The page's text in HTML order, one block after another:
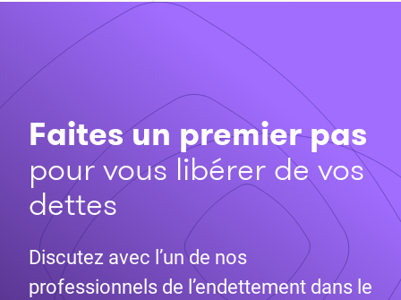
Faites un premier pas
pour vous libérer de vos
dettes
Discutez avec l’un de nos
professionnels de l’endettement dans le